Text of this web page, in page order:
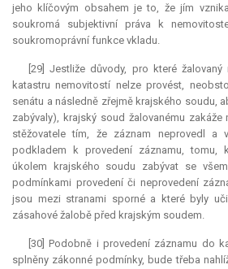
jeho klíčovým obsahem je to, že jím
soukromá subjektivní práva k
soukromoprávní funkce vkladu.
[29] Jestliže důvody, pro které
katastru nemovitostí nelze provést,
senátu a následně zřejmě krajského soudu,
zabývaly), krajský soud žalovanému
stěžovatele tím, že záznam neprovedl a
podkladem k provedení záznamu, tomu,
úkolem krajského soudu zabývat se
podmínkami provedení či neprovedení
jsou mezi stranami sporné a které byly
zásahové žalobě před krajským soudem.
[30] Podobně i provedení záznamu do
splněny zákonné podmínky, bude třeba